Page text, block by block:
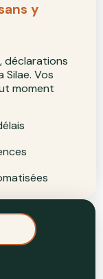
y
déclarations
Vos
moment